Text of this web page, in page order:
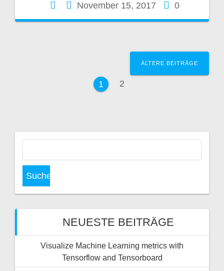
November 15, 2017 0
a
g
s
-
S
t
1
S
2
ÄLTERE BEITRÄGE
a
c
h
:
NEUESTE BEITRÄGE
Visualize Machine Learning metrics with
Tensorflow and Tensorboard